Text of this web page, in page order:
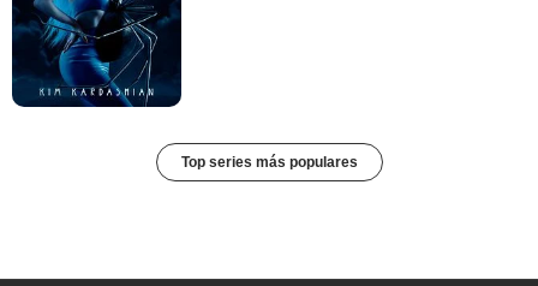
Top series más populares